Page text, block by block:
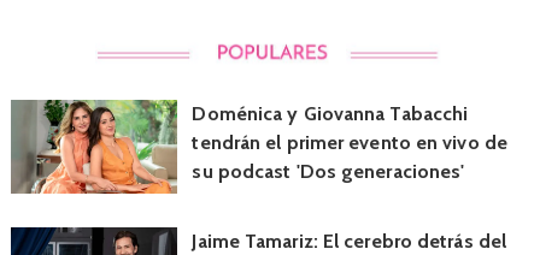
Doménica y Giovanna Tabacchi
tendrán el primer evento en vivo de
su podcast 'Dos generaciones'
Jaime Tamariz: El cerebro detrás del